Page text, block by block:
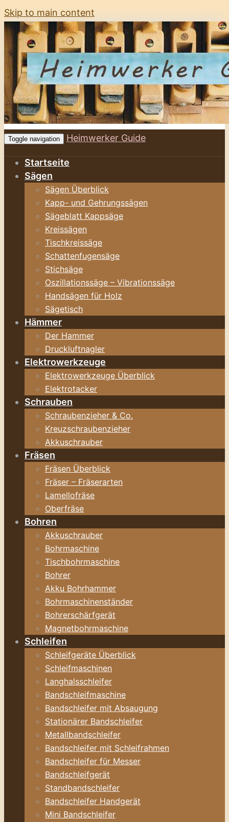
Skip to main content
Toggle navigation Heimwerker Guide
Startseite
Sägen
Sägen Überblick
Kapp- und Gehrungssägen
Sägeblatt Kappsäge
Kreissägen
Tischkreissäge
Schattenfugensäge
Stichsäge
Oszillationssäge – Vibrationssäge
Handsägen für Holz
Sägetisch
Hämmer
Der Hammer
Druckluftnagler
Elektrowerkzeuge
Elektrowerkzeuge Überblick
Elektrotacker
Schrauben
Schraubenzieher & Co.
Kreuzschraubenzieher
Akkuschrauber
Fräsen
Fräsen Überblick
Fräser – Fräserarten
Lamellofräse
Oberfräse
Bohren
Akkuschrauber
Bohrmaschine
Tischbohrmaschine
Bohrer
Akku Bohrhammer
Bohrmaschinenständer
Bohrerschärfgerät
Magnetbohrmaschine
Schleifen
Schleifgeräte Überblick
Schleifmaschinen
Langhalsschleifer
Bandschleifmaschine
Bandschleifer mit Absaugung
Stationärer Bandschleifer
Metallbandschleifer
Bandschleifer mit Schleifrahmen
Bandschleifer für Messer
Bandschleifgerät
Standbandschleifer
Bandschleifer Handgerät
Mini Bandschleifer